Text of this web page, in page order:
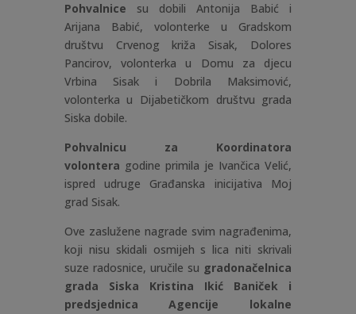
Pohvalnice su dobili Antonija Babić i
Arijana Babić, volonterke u Gradskom
društvu Crvenog križa Sisak, Dolores
Pancirov, volonterka u Domu za djecu
Vrbina Sisak i Dobrila Maksimović,
volonterka u Dijabetičkom društvu grada
Siska dobile.
Pohvalnicu za Koordinatora
volontera godine primila je Ivančica Velić,
ispred udruge Građanska inicijativa Moj
grad Sisak.
Ove zaslužene nagrade svim nagrađenima,
koji nisu skidali osmijeh s lica niti skrivali
suze radosnice, uručile su gradonačelnica
grada Siska Kristina Ikić Baniček i
predsjednica Agencije lokalne